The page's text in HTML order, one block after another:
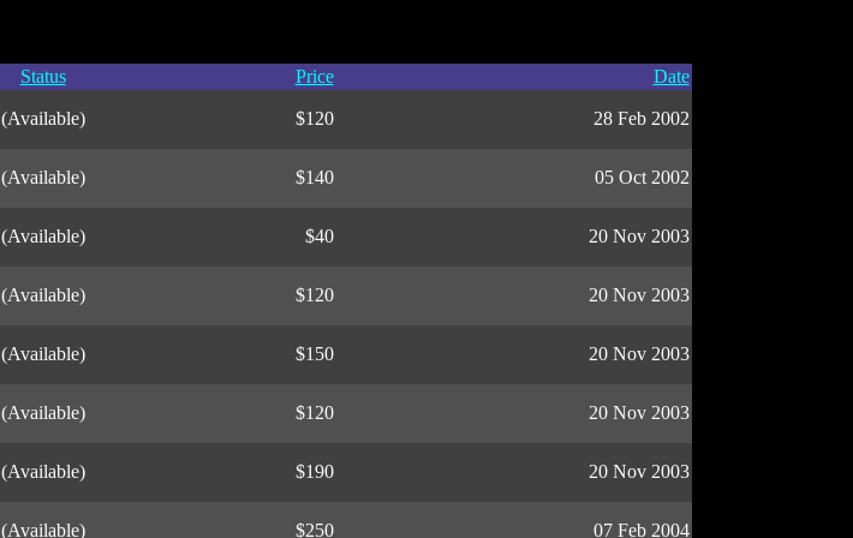
Status Price Date
(Available) $120 28 Feb 2002
(Available) $140 05 Oct 2002
(Available) $40 20 Nov 2003
(Available) $120 20 Nov 2003
(Available) $150 20 Nov 2003
(Available) $120 20 Nov 2003
(Available) $190 20 Nov 2003
(Available) $250 07 Feb 2004